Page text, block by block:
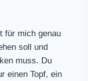
für mich genau
soll und
muss. Du
einen Topf, ein